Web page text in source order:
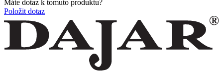
Máte dotaz k tomuto produktu?
Položit dotaz